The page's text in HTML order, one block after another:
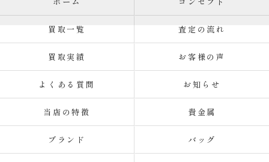
買取一覧 査定の流れ
買取実績 お客様の声
よくある質問 お知らせ
当店の特徴 貴金属
ブランド バッグ